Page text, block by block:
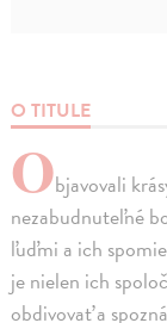
O TITULE
Objavovali
nezabudnuteľné
ľuďmi a ich
je nielen ich
obdivovať a